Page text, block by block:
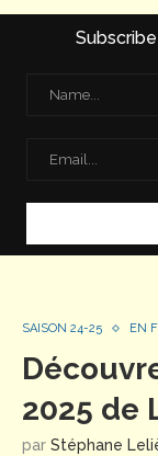
SAISON 24-25 EN
2025 de
par Stéphane